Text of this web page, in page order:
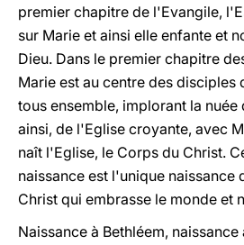
premier chapitre de l'Evangile,
sur Marie et ainsi elle enfante et
Dieu. Dans le premier chapitre
Marie est au centre des disciples
tous ensemble, implorant la nuée
ainsi, de l'Eglise croyante, avec
naît l'Eglise, le Corps du Christ.
naissance est l'unique naissance
Christ qui embrasse le monde et
Naissance à Bethléem, naissance